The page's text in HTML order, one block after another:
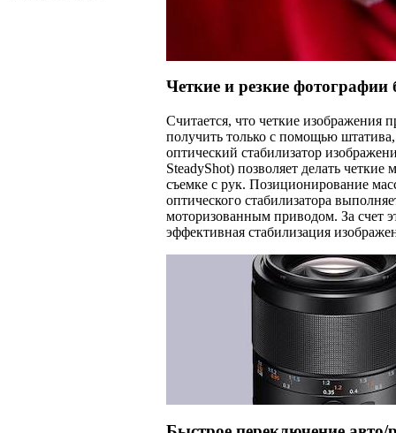
Четкие и резкие фотографии
Считается, что четкие изображения
получить только с помощью
оптический стабилизатор
SteadyShot) позволяет делать
съемке с рук. Позиционирование
оптического стабилизатора
моторизованным приводом. За счет
эффективная стабилизация